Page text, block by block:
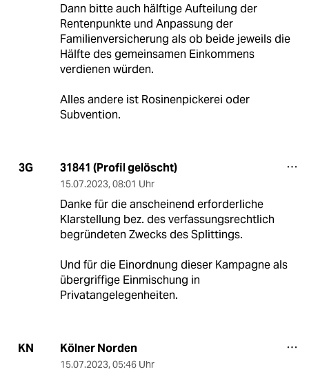
Dann bitte auch hälftige Aufteilung der
Rentenpunkte und Anpassung der
Familienversicherung als ob beide jeweils die
Hälfte des gemeinsamen Einkommens
verdienen würden.
Alles andere ist Rosinenpickerei oder
Subvention.
3G 31841 (Profil gelöscht)
15.07.2023, 08:01 Uhr
Danke für die anscheinend erforderliche
Klarstellung bez. des verfassungsrechtlich
begründeten Zwecks des Splittings.
Und für die Einordnung dieser Kampagne als
übergriffige Einmischung in
Privatangelegenheiten.
KN Kölner Norden
15.07.2023, 05:46 Uhr